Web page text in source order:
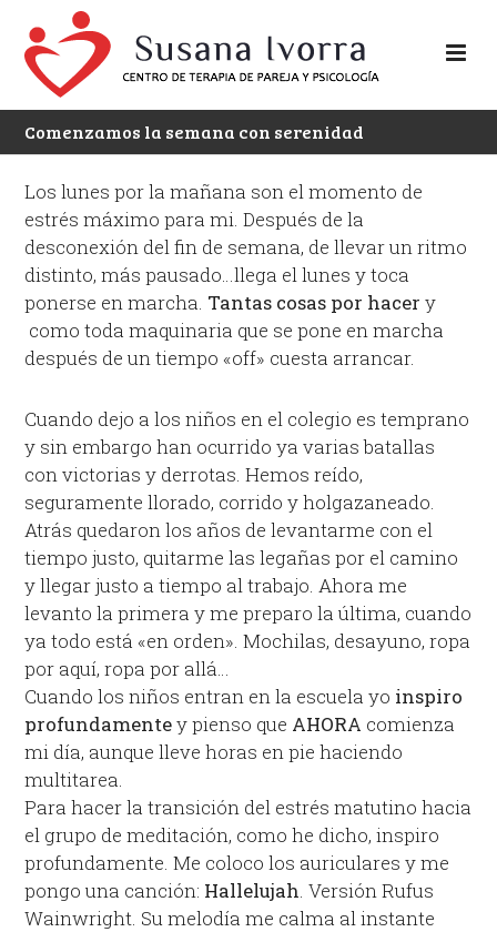
Comenzamos la semana con serenidad
Los lunes por la mañana son el momento de
estrés máximo para mi. Después de la
desconexión del fin de semana, de llevar un ritmo
distinto, más pausado…llega el lunes y toca
ponerse en marcha. Tantas cosas por hacer y
como toda maquinaria que se pone en marcha
después de un tiempo «off» cuesta arrancar.
Cuando dejo a los niños en el colegio es temprano
y sin embargo han ocurrido ya varias batallas
con victorias y derrotas. Hemos reído,
seguramente llorado, corrido y holgazaneado.
Atrás quedaron los años de levantarme con el
tiempo justo, quitarme las legañas por el camino
y llegar justo a tiempo al trabajo. Ahora me
levanto la primera y me preparo la última, cuando
ya todo está «en orden». Mochilas, desayuno, ropa
por aquí, ropa por allá…
Cuando los niños entran en la escuela yo inspiro
profundamentey pienso que AHORA comienza
mi día, aunque lleve horas en pie haciendo
multitarea.
Para hacer la transición del estrés matutino hacia
el grupo de meditación, como he dicho, inspiro
profundamente. Me coloco los auriculares y me
pongo una canción: Hallelujah. Versión Rufus
Wainwright. Su melodía me calma al instante